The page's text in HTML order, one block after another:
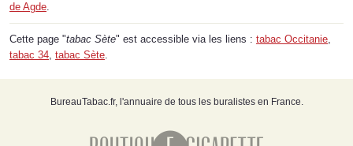
de Agde.
Cette page "tabac Sète" est accessible via les liens : tabac Occitanie,
tabac 34, tabac Sète.
BureauTabac.fr, l'annuaire de tous les buralistes en France.